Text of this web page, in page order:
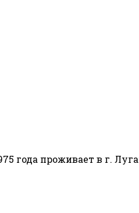
года проживает в г.